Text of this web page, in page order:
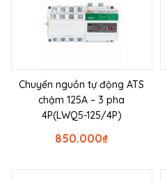
Chuyển nguồn tự động ATS
chậm 125A – 3 pha
4P(LWQ5-125/4P)
₫
850.000